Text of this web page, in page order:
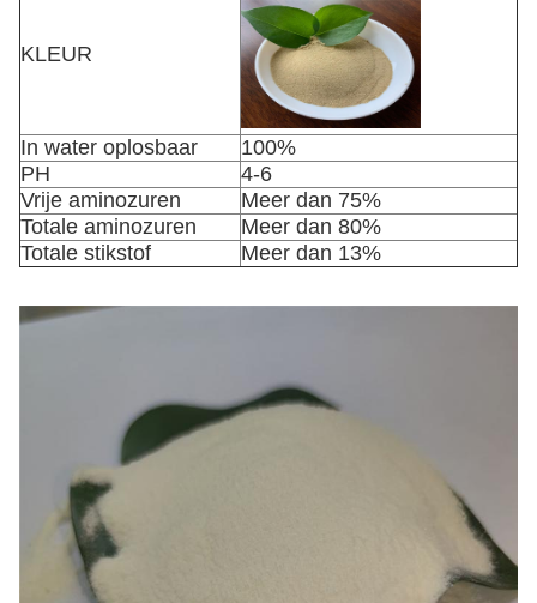
KLEUR
In water oplosbaar
100%
PH
4-6
Vrije aminozuren
Meer dan 75%
Totale aminozuren
Meer dan 80%
Totale stikstof
Meer dan 13%